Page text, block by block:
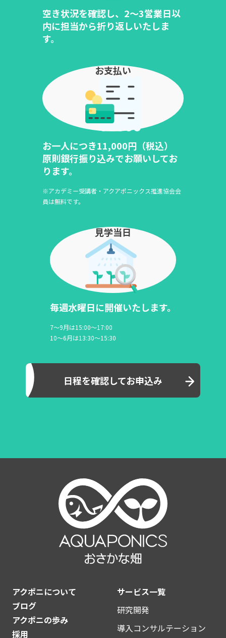
空き状況を確認し、2～3営業日以
内に担当から折り返しいたしま
す。
お支払い
お一人につき11,000円（税込）
原則銀行振り込みでお願いしてお
ります。
※アカデミー受講者・アクアポニックス推進協会会
員は無料です。
見学当日
毎週水曜日に開催いたします。
7～9月は15:00～17:00
10～6月は13:30～15:30
日程を確認してお申込み
アクポニについて
ブログ
アクポニの歩み
採用
サービス一覧
研究開発
導入コンサルテーション